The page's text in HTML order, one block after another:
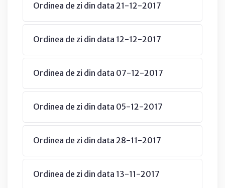
Ordinea de zi din data 21-12-2017
Ordinea de zi din data 12-12-2017
Ordinea de zi din data 07-12-2017
Ordinea de zi din data 05-12-2017
Ordinea de zi din data 28-11-2017
Ordinea de zi din data 13-11-2017